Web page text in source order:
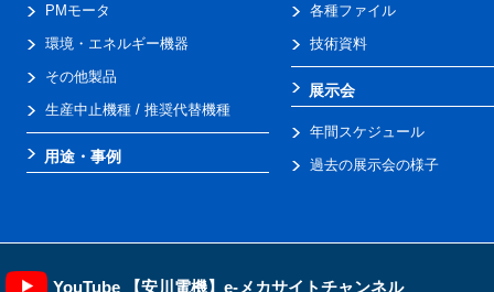
PMモータ
環境・エネルギー機器
その他製品
生産中止機種 / 推奨代替機種
用途・事例
各種ファイル
技術資料
展示会
年間スケジュール
過去の展示会の様子
YouTube 【安川電機】e-メカサイトチャンネル